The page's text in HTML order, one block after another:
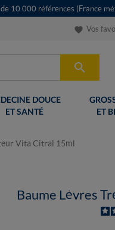
10 000 références (France
favorite Vos

DOUCE
ET SANTÉ
ET
Vita Citral 15ml
Baume Lèvres